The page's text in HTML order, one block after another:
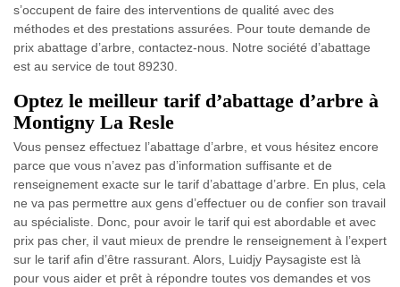
s’occupent de faire des interventions de qualité avec des
méthodes et des prestations assurées. Pour toute demande de
prix abattage d’arbre, contactez-nous. Notre société d’abattage
est au service de tout 89230.
Optez le meilleur tarif d’abattage d’arbre à
Montigny La Resle
Vous pensez effectuez l’abattage d’arbre, et vous hésitez encore
parce que vous n’avez pas d’information suffisante et de
renseignement exacte sur le tarif d’abattage d’arbre. En plus, cela
ne va pas permettre aux gens d’effectuer ou de confier son travail
au spécialiste. Donc, pour avoir le tarif qui est abordable et avec
prix pas cher, il vaut mieux de prendre le renseignement à l’expert
sur le tarif afin d’être rassurant. Alors, Luidjy Paysagiste est là
pour vous aider et prêt à répondre toutes vos demandes et vos